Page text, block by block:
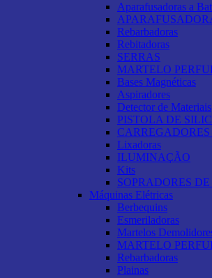
Aparafusadoras a
Rebarbadoras
Rebitadoras
SERRAS
MARTELO
Bases Magnéticas
Aspiradores
Detector de Materiais
PISTOLA DE
Lixadoras
ILUMINAÇÃO
Kits
SOPRADORES DE
Máquinas Elétricas
Berbequins
Esmeriladoras
Martelos
MARTELO
Rebarbadoras
Plainas